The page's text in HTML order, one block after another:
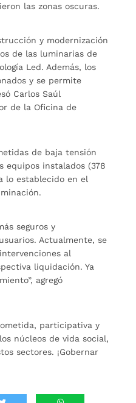
las zonas oscuras.
y modernización
de las luminarias de
Led. Además, los
y se permite
Carlos Saúl
de la Oficina de
de baja tensión
equipos instalados (378
lo establecido en el
seguros y
Actualmente, se
al
liquidación. Ya
agregó
participativa y
núcleos de vida social,
sectores. ¡Gobernar